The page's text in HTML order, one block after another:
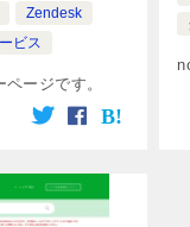
Zendesk
ビス
ージです。